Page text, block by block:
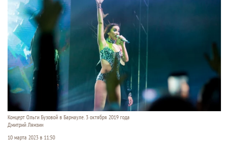
Концерт Ольги Бузовой в Барнауле. 3 октября 2019 года
Дмитрий Лямзин
10 марта 2023 в 11:50